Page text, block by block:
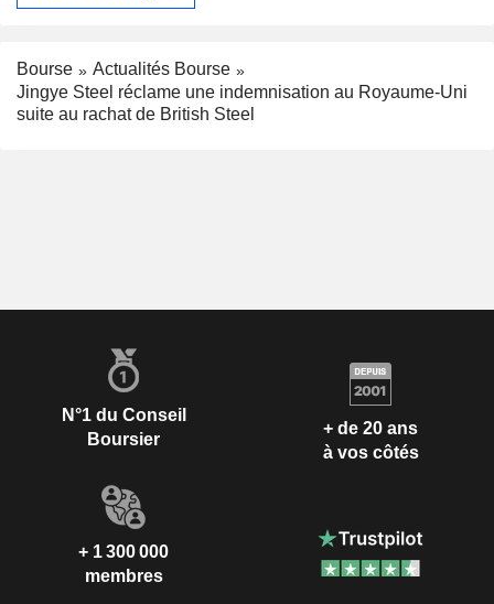
Bourse
Actualités Bourse
Jingye Steel réclame une indemnisation au Royaume-Uni
suite au rachat de British Steel
N°1 du Conseil
Boursier
+ de 20 ans
à vos côtés
+ 1 300 000
membres